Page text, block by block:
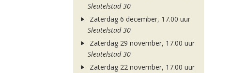
Sleutelstad 30
Zaterdag 6 december, 17.00 uur
Sleutelstad 30
Zaterdag 29 november, 17.00 uur
Sleutelstad 30
Zaterdag 22 november, 17.00 uur